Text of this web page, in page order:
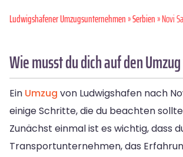
Ludwigshafener Umzugsunternehmen»Serbien» Novi
Wie musst du dich auf den
Ein Umzug von Ludwigshafen nach
einige Schritte, die du beachten
Zunächst einmal ist es wichtig, dass
Transportunternehmen, das